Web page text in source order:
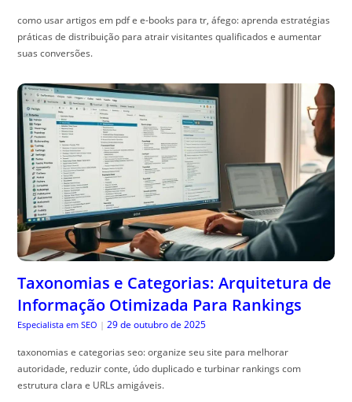
como usar artigos em pdf e e-books para tr, áfego: aprenda estratégias
práticas de distribuição para atrair visitantes qualificados e aumentar
suas conversões.
Taxonomias e Categorias: Arquitetura de
Informação Otimizada Para Rankings
Especialista em SEO | 29 de outubro de 2025
taxonomias e categorias seo: organize seu site para melhorar
autoridade, reduzir conte, údo duplicado e turbinar rankings com
estrutura clara e URLs amigáveis.